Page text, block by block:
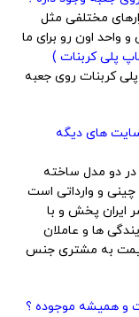
مختلفی مثل
واحد اون رو برای ما
کربنات روی جعبه
سایت های دیگه
در دو مدل ساخته
و وارداتی است
ایران پخش و با
ها و عاملان
به مشتری جنس
و همیشه موجوده ؟